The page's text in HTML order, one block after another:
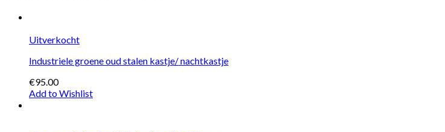
Uitverkocht
Industriele groene oud stalen kastje/ nachtkastje
€95.00
Add to Wishlist